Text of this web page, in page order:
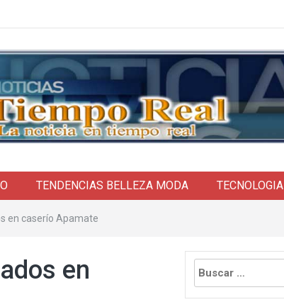
TENDENCIAS BELLEZA MODA TECNOLOGIA
en caserío Apamate
en
Buscar: